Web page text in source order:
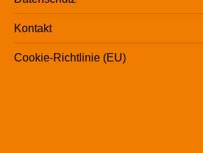
Kontakt
Cookie-Richtlinie (EU)